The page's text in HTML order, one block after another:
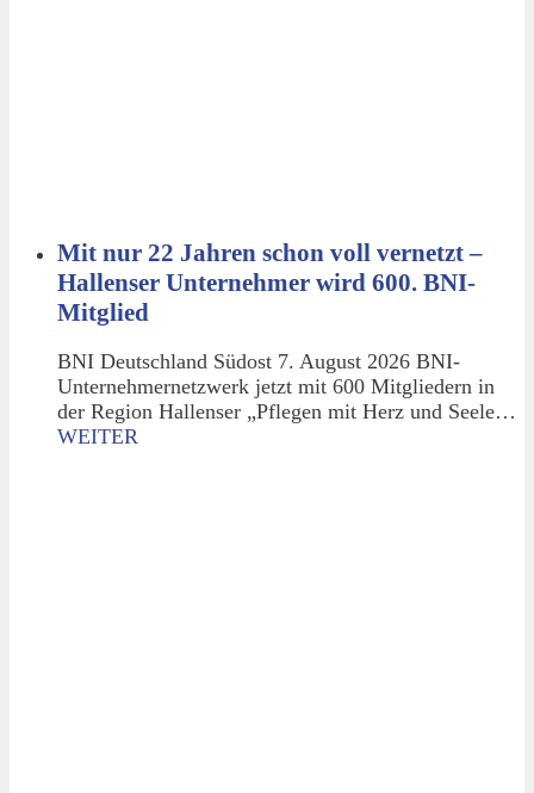
Mit nur 22 Jahren schon voll vernetzt –
Hallenser Unternehmer wird 600. BNI-
Mitglied
BNI Deutschland Südost 7. August 2026 BNI-
Unternehmernetzwerk jetzt mit 600 Mitgliedern in
der Region Hallenser „Pflegen mit Herz und Seele…
WEITER